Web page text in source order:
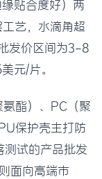
贴合度好）两
艺，水滴角超
发价区间为3-8
元/片。
酯）、PC（聚
保护壳主打防
试的产品批发
面向高端市